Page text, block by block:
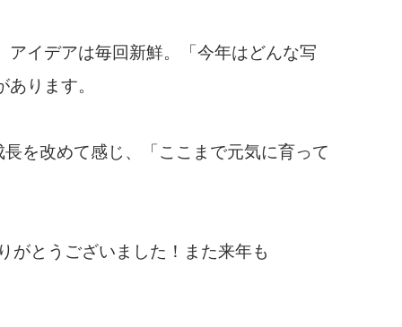
イデアは毎回新鮮。「今年はどんな写
ります。
を改めて感じ、「ここまで元気に育って
がとうございました！また来年も